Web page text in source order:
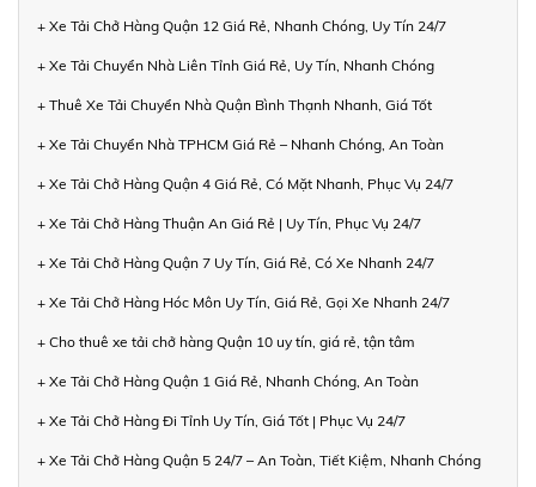
+ Xe Tải Chở Hàng Quận 12 Giá Rẻ, Nhanh Chóng, Uy Tín 24/7
+ Xe Tải Chuyển Nhà Liên Tỉnh Giá Rẻ, Uy Tín, Nhanh Chóng
+ Thuê Xe Tải Chuyển Nhà Quận Bình Thạnh Nhanh, Giá Tốt
+ Xe Tải Chuyển Nhà TPHCM Giá Rẻ – Nhanh Chóng, An Toàn
+ Xe Tải Chở Hàng Quận 4 Giá Rẻ, Có Mặt Nhanh, Phục Vụ 24/7
+ Xe Tải Chở Hàng Thuận An Giá Rẻ | Uy Tín, Phục Vụ 24/7
+ Xe Tải Chở Hàng Quận 7 Uy Tín, Giá Rẻ, Có Xe Nhanh 24/7
+ Xe Tải Chở Hàng Hóc Môn Uy Tín, Giá Rẻ, Gọi Xe Nhanh 24/7
+ Cho thuê xe tải chở hàng Quận 10 uy tín, giá rẻ, tận tâm
+ Xe Tải Chở Hàng Quận 1 Giá Rẻ, Nhanh Chóng, An Toàn
+ Xe Tải Chở Hàng Đi Tỉnh Uy Tín, Giá Tốt | Phục Vụ 24/7
+ Xe Tải Chở Hàng Quận 5 24/7 – An Toàn, Tiết Kiệm, Nhanh Chóng